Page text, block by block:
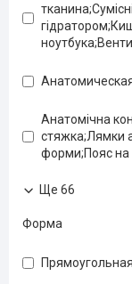
ноутбука;Венти
Анатомічна
стяжка;Лямки
форми;Пояс на
Ще 66
Форма
Прямоугольная